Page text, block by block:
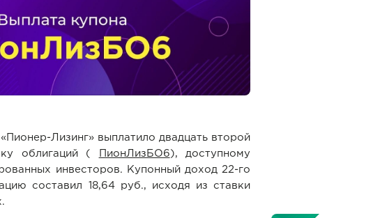
Лизинг» выплатило двадцать второй
облигаций (
ПионЛизБО6 ), доступному
инвесторов. Купонный доход 22-го
составил 18,64 руб., исходя из ставки